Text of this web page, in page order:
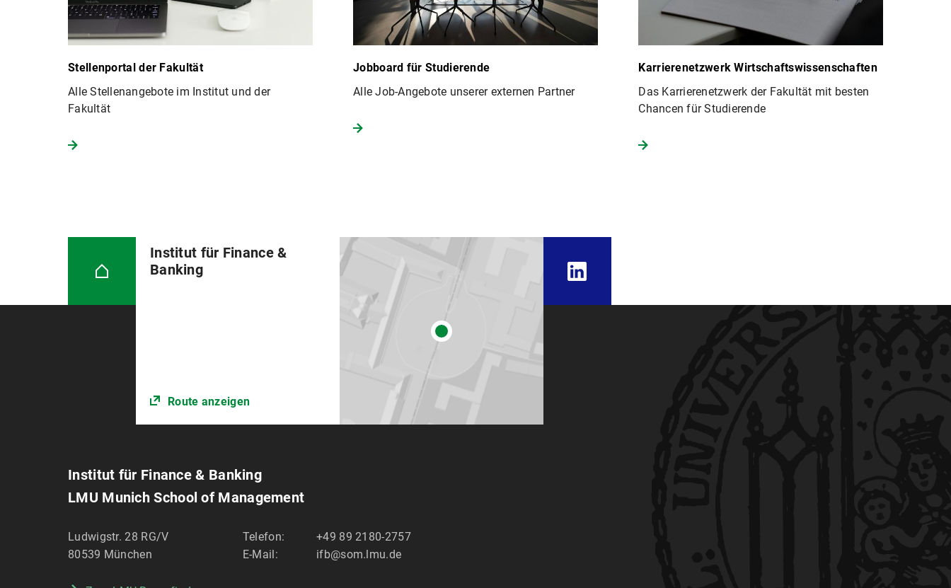
Stellenportal der Fakultät
Alle Stellenangebote im Institut und der
Fakultät
Jobboard für Studierende
Alle Job-Angebote unserer externen Partner
Karrierenetzwerk Wirtschaftswissenschaften
Das Karrierenetzwerk der Fakultät mit besten
Chancen für Studierende
Institut für Finance &
Banking
Route anzeigen
Institut für Finance & Banking
LMU Munich School of Management
Ludwigstr. 28 RG/V
80539 München
Telefon:
+49 89 2180-2757
E-Mail:
ifb@som.lmu.de